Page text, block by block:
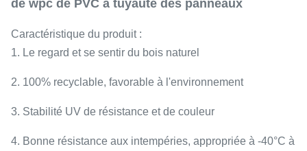
de wpc de PVC a tuyauté des panneaux
Caractéristique du produit :
1. Le regard et se sentir du bois naturel
2. 100% recyclable, favorable à l'environnement
3. Stabilité UV de résistance et de couleur
4. Bonne résistance aux intempéries, appropriée à -40°C à